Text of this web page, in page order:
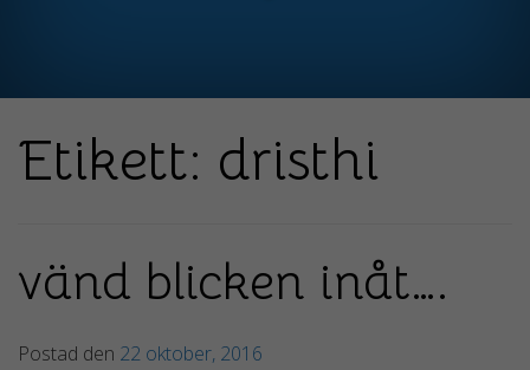
Etikett: dristhi
vänd blicken inåt….
Postad den 22 oktober, 2016